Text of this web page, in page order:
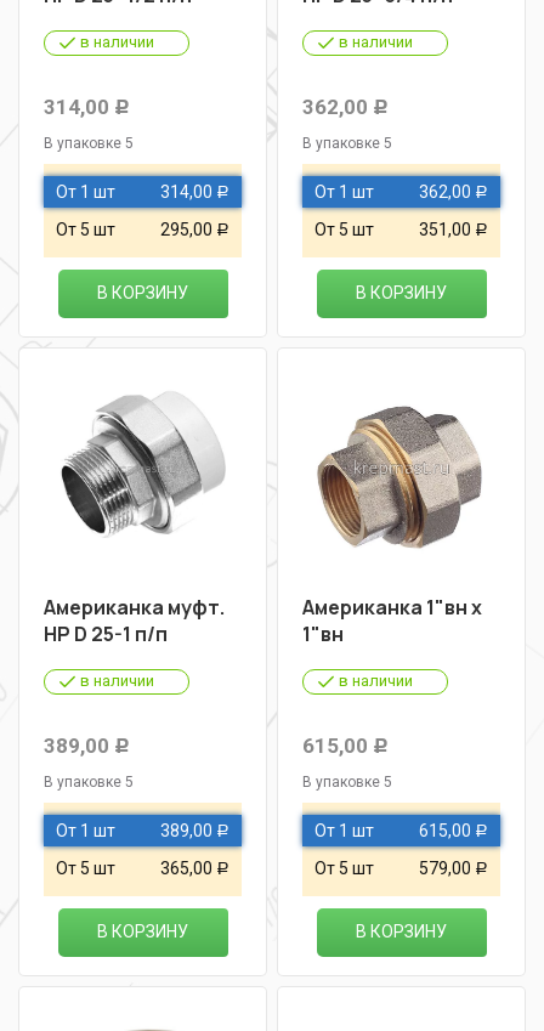
в наличии
314,00 Р
В упаковке 5
От 1 шт 314,00 Р
От 5 шт 295,00 Р
В КОРЗИНУ
в наличии
362,00 Р
В упаковке 5
От 1 шт 362,00 Р
От 5 шт 351,00 Р
В КОРЗИНУ
Американка муфт.
НР D 25-1 п/п
в наличии
389,00 Р
В упаковке 5
От 1 шт 389,00 Р
От 5 шт 365,00 Р
В КОРЗИНУ
Американка 1"вн х
1"вн
в наличии
615,00 Р
В упаковке 5
От 1 шт 615,00 Р
От 5 шт 579,00 Р
В КОРЗИНУ